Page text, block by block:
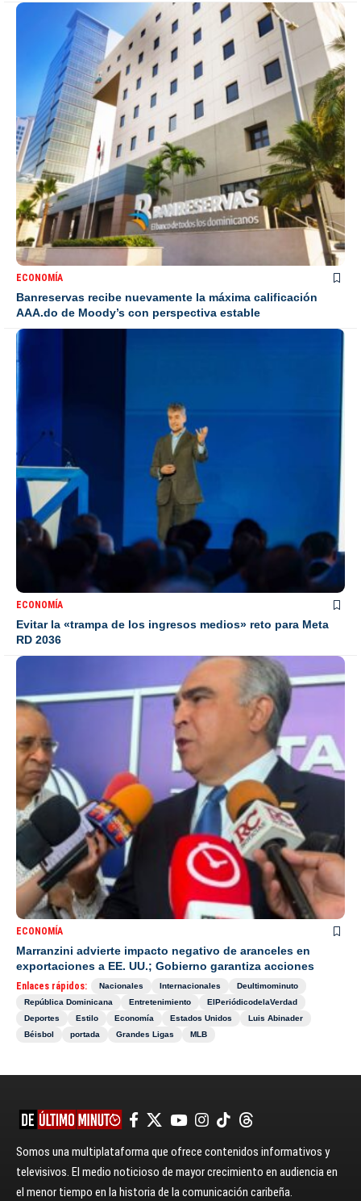
ECONOMÍA
Banreservas recibe nuevamente la máxima calificación
AAA.do de Moody’s con perspectiva estable
ECONOMÍA
Evitar la «trampa de los ingresos medios» reto para Meta
RD 2036
ECONOMÍA
Marranzini advierte impacto negativo de aranceles en
exportaciones a EE. UU.; Gobierno garantiza acciones
Enlaces rápidos: Nacionales Internacionales
Deultimominuto
República Dominicana
Entretenimiento
ElPeriódicodelaVerdad
Deportes
Estilo Economía Estados Unidos
Luis Abinader
Béisbol
portada Grandes Ligas MLB
Somos una multiplataforma que ofrece contenidos informativos y
televisivos. El medio noticioso de mayor crecimiento en audiencia en
el menor tiempo en la historia de la comunicación caribeña.